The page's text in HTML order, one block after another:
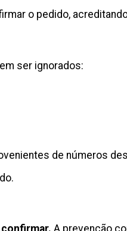
o pedido,
ser ignorados:
de números
A prevenção